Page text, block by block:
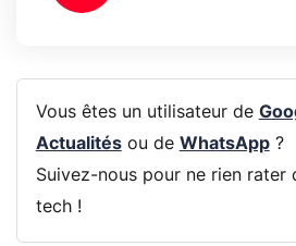
Vous êtes un utilisateur de
Actualitésou de WhatsApp?
Suivez-nous pour ne rien rater
tech !